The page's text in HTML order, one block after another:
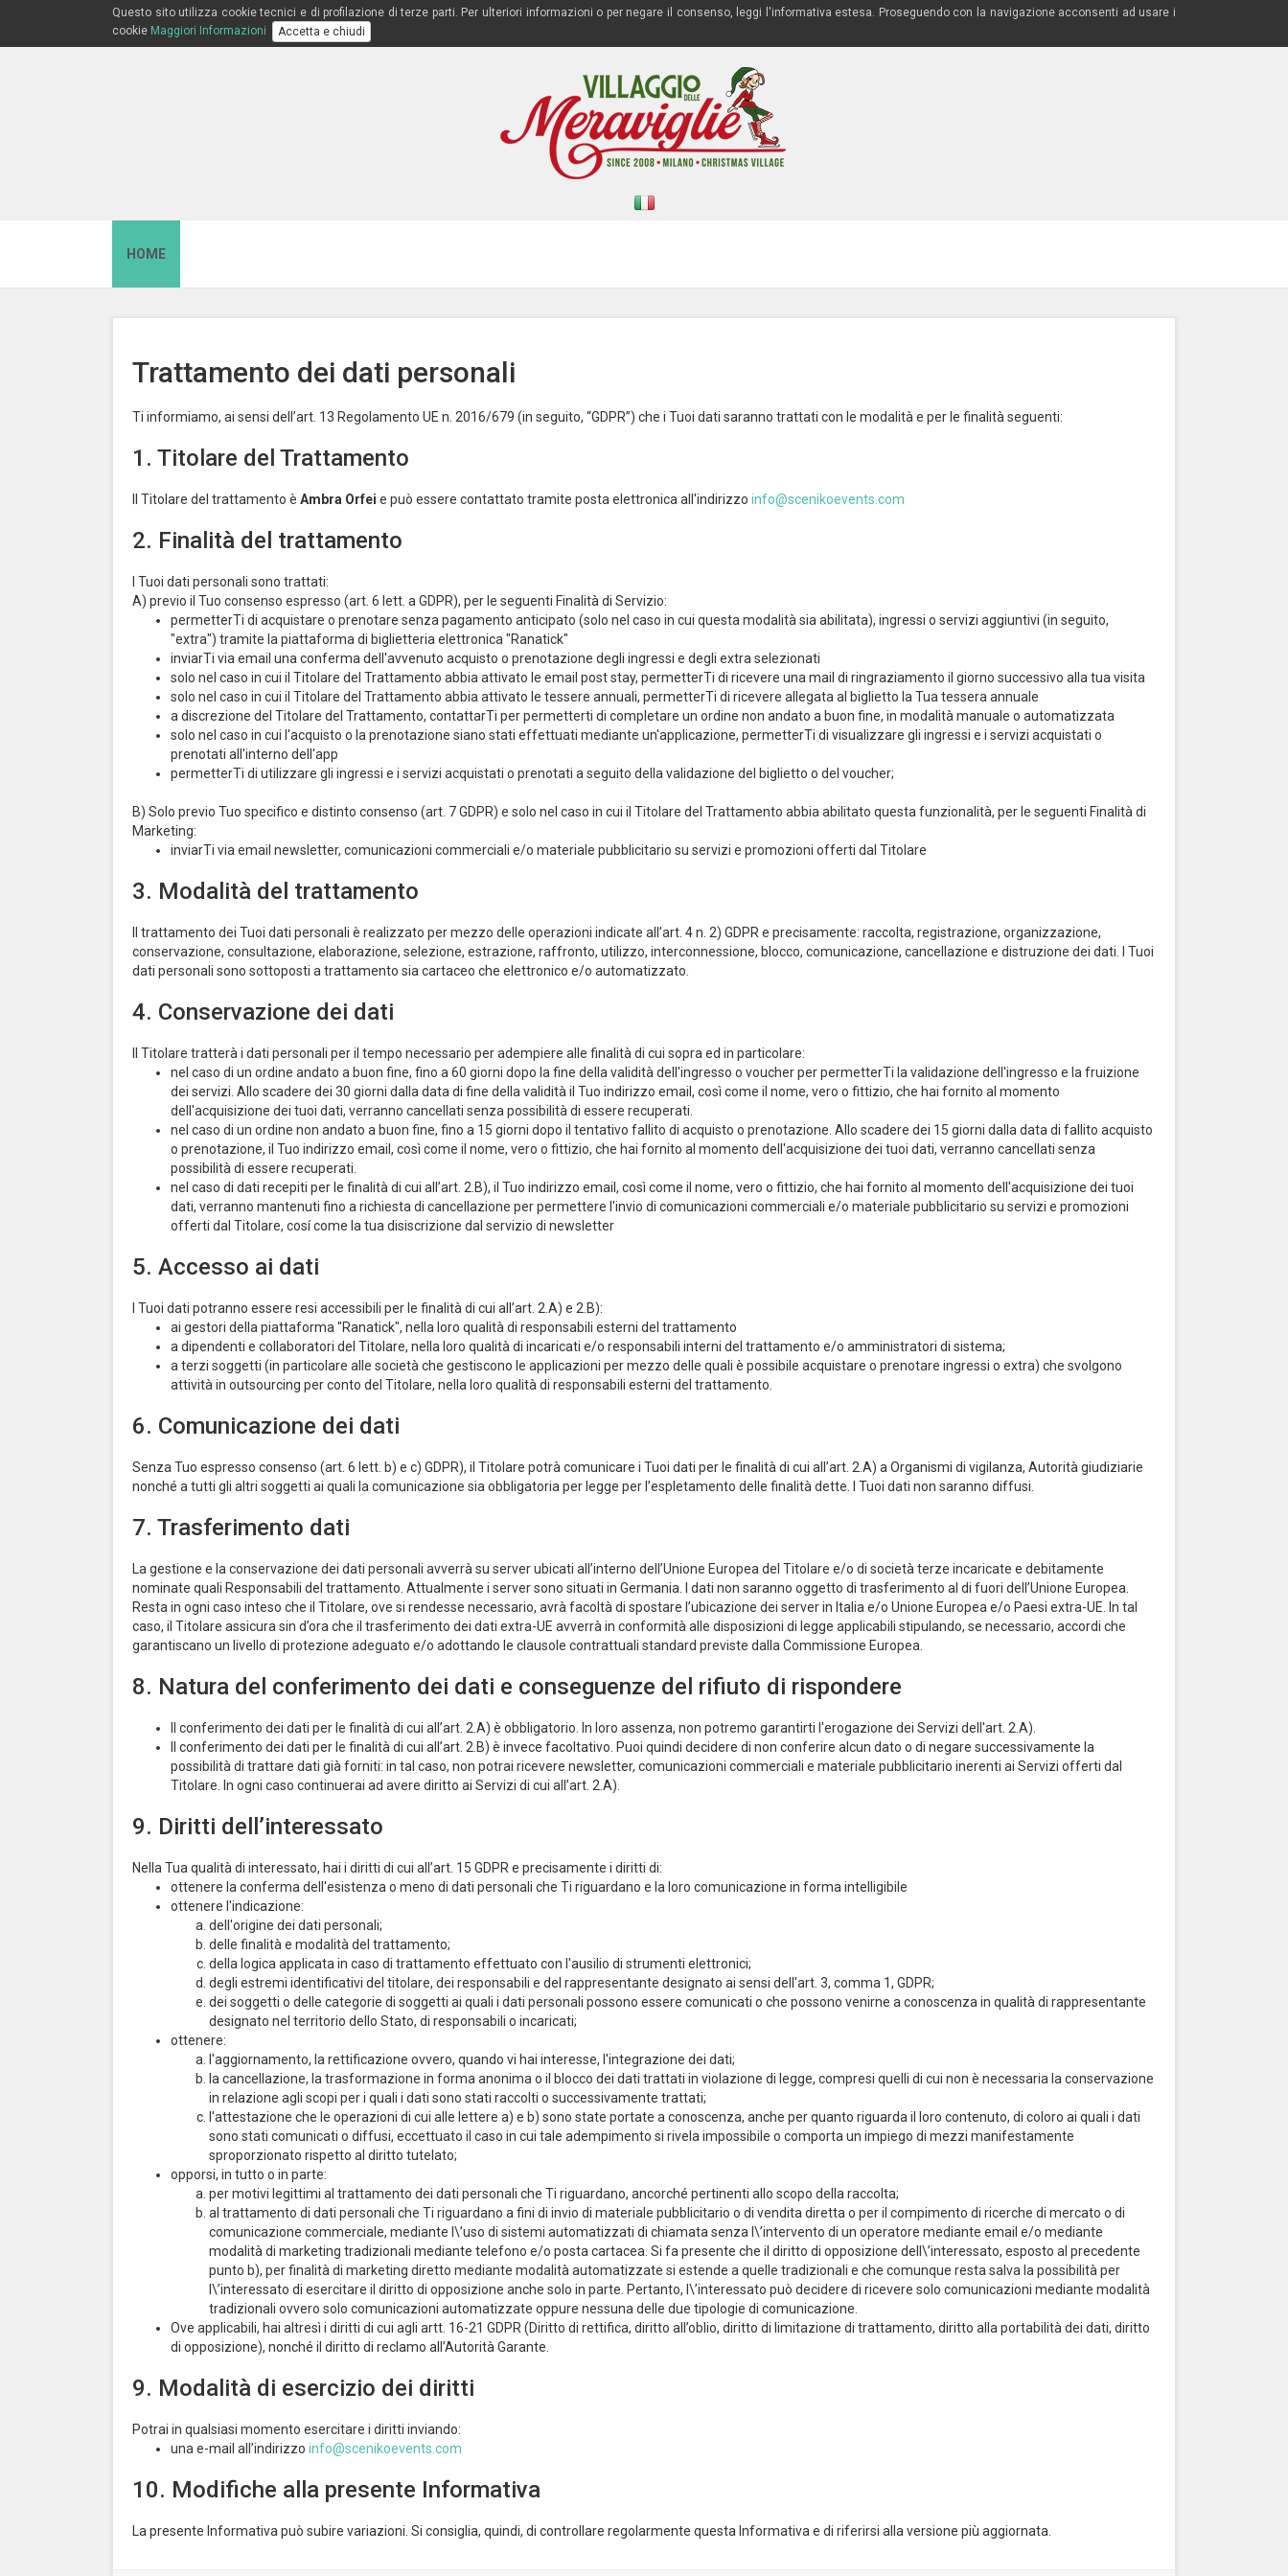
Questo sito utilizza cookie tecnici e di profilazione di terze parti. Per ulteriori informazioni o per negare il consenso, leggi l'informativa estesa. Proseguendo con la navigazione acconsenti ad usare i
cookie Maggiori Informazioni Accetta e chiudi
HOME
Trattamento dei dati personali
Ti informiamo, ai sensi dell’art. 13 Regolamento UE n. 2016/679 (in seguito, “GDPR”) che i Tuoi dati saranno trattati con le modalità e per le finalità seguenti:
1. Titolare del Trattamento
Il Titolare del trattamento è Ambra Orfei e può essere contattato tramite posta elettronica all'indirizzo info@scenikoevents.com
2. Finalità del trattamento
I Tuoi dati personali sono trattati:
A) previo il Tuo consenso espresso (art. 6 lett. a GDPR), per le seguenti Finalità di Servizio:
permetterTi di acquistare o prenotare senza pagamento anticipato (solo nel caso in cui questa modalità sia abilitata), ingressi o servizi aggiuntivi (in seguito,
"extra") tramite la piattaforma di biglietteria elettronica "Ranatick"
inviarTi via email una conferma dell'avvenuto acquisto o prenotazione degli ingressi e degli extra selezionati
solo nel caso in cui il Titolare del Trattamento abbia attivato le email post stay, permetterTi di ricevere una mail di ringraziamento il giorno successivo alla tua visita
solo nel caso in cui il Titolare del Trattamento abbia attivato le tessere annuali, permetterTi di ricevere allegata al biglietto la Tua tessera annuale
a discrezione del Titolare del Trattamento, contattarTi per permetterti di completare un ordine non andato a buon fine, in modalità manuale o automatizzata
solo nel caso in cui l'acquisto o la prenotazione siano stati effettuati mediante un'applicazione, permetterTi di visualizzare gli ingressi e i servizi acquistati o
prenotati all'interno dell'app
permetterTi di utilizzare gli ingressi e i servizi acquistati o prenotati a seguito della validazione del biglietto o del voucher;
B) Solo previo Tuo specifico e distinto consenso (art. 7 GDPR) e solo nel caso in cui il Titolare del Trattamento abbia abilitato questa funzionalità, per le seguenti Finalità di
Marketing:
inviarTi via email newsletter, comunicazioni commerciali e/o materiale pubblicitario su servizi e promozioni offerti dal Titolare
3. Modalità del trattamento
Il trattamento dei Tuoi dati personali è realizzato per mezzo delle operazioni indicate all’art. 4 n. 2) GDPR e precisamente: raccolta, registrazione, organizzazione,
conservazione, consultazione, elaborazione, selezione, estrazione, raffronto, utilizzo, interconnessione, blocco, comunicazione, cancellazione e distruzione dei dati. I Tuoi
dati personali sono sottoposti a trattamento sia cartaceo che elettronico e/o automatizzato.
4. Conservazione dei dati
Il Titolare tratterà i dati personali per il tempo necessario per adempiere alle finalità di cui sopra ed in particolare:
nel caso di un ordine andato a buon fine, fino a 60 giorni dopo la fine della validità dell'ingresso o voucher per permetterTi la validazione dell'ingresso e la fruizione
dei servizi. Allo scadere dei 30 giorni dalla data di fine della validità il Tuo indirizzo email, così come il nome, vero o fittizio, che hai fornito al momento
dell'acquisizione dei tuoi dati, verranno cancellati senza possibilità di essere recuperati.
nel caso di un ordine non andato a buon fine, fino a 15 giorni dopo il tentativo fallito di acquisto o prenotazione. Allo scadere dei 15 giorni dalla data di fallito acquisto
o prenotazione, il Tuo indirizzo email, così come il nome, vero o fittizio, che hai fornito al momento dell'acquisizione dei tuoi dati, verranno cancellati senza
possibilità di essere recuperati.
nel caso di dati recepiti per le finalità di cui all’art. 2.B), il Tuo indirizzo email, così come il nome, vero o fittizio, che hai fornito al momento dell'acquisizione dei tuoi
dati, verranno mantenuti fino a richiesta di cancellazione per permettere l'invio di comunicazioni commerciali e/o materiale pubblicitario su servizi e promozioni
offerti dal Titolare, cosí come la tua disiscrizione dal servizio di newsletter
5. Accesso ai dati
I Tuoi dati potranno essere resi accessibili per le finalità di cui all’art. 2.A) e 2.B):
ai gestori della piattaforma "Ranatick", nella loro qualità di responsabili esterni del trattamento
a dipendenti e collaboratori del Titolare, nella loro qualità di incaricati e/o responsabili interni del trattamento e/o amministratori di sistema;
a terzi soggetti (in particolare alle società che gestiscono le applicazioni per mezzo delle quali è possibile acquistare o prenotare ingressi o extra) che svolgono
attività in outsourcing per conto del Titolare, nella loro qualità di responsabili esterni del trattamento.
6. Comunicazione dei dati
Senza Tuo espresso consenso (art. 6 lett. b) e c) GDPR), il Titolare potrà comunicare i Tuoi dati per le finalità di cui all’art. 2.A) a Organismi di vigilanza, Autorità giudiziarie
nonché a tutti gli altri soggetti ai quali la comunicazione sia obbligatoria per legge per l’espletamento delle finalità dette. I Tuoi dati non saranno diffusi.
7. Trasferimento dati
La gestione e la conservazione dei dati personali avverrà su server ubicati all’interno dell’Unione Europea del Titolare e/o di società terze incaricate e debitamente
nominate quali Responsabili del trattamento. Attualmente i server sono situati in Germania. I dati non saranno oggetto di trasferimento al di fuori dell’Unione Europea.
Resta in ogni caso inteso che il Titolare, ove si rendesse necessario, avrà facoltà di spostare l’ubicazione dei server in Italia e/o Unione Europea e/o Paesi extra-UE. In tal
caso, il Titolare assicura sin d’ora che il trasferimento dei dati extra-UE avverrà in conformità alle disposizioni di legge applicabili stipulando, se necessario, accordi che
garantiscano un livello di protezione adeguato e/o adottando le clausole contrattuali standard previste dalla Commissione Europea.
8. Natura del conferimento dei dati e conseguenze del rifiuto di rispondere
Il conferimento dei dati per le finalità di cui all’art. 2.A) è obbligatorio. In loro assenza, non potremo garantirti l'erogazione dei Servizi dell'art. 2.A).
Il conferimento dei dati per le finalità di cui all’art. 2.B) è invece facoltativo. Puoi quindi decidere di non conferire alcun dato o di negare successivamente la
possibilità di trattare dati già forniti: in tal caso, non potrai ricevere newsletter, comunicazioni commerciali e materiale pubblicitario inerenti ai Servizi offerti dal
Titolare. In ogni caso continuerai ad avere diritto ai Servizi di cui all’art. 2.A).
9. Diritti dell’interessato
Nella Tua qualità di interessato, hai i diritti di cui all’art. 15 GDPR e precisamente i diritti di:
ottenere la conferma dell'esistenza o meno di dati personali che Ti riguardano e la loro comunicazione in forma intelligibile
ottenere l'indicazione:
dell'origine dei dati personali;
delle finalità e modalità del trattamento;
della logica applicata in caso di trattamento effettuato con l'ausilio di strumenti elettronici;
degli estremi identificativi del titolare, dei responsabili e del rappresentante designato ai sensi dell'art. 3, comma 1, GDPR;
dei soggetti o delle categorie di soggetti ai quali i dati personali possono essere comunicati o che possono venirne a conoscenza in qualità di rappresentante
designato nel territorio dello Stato, di responsabili o incaricati;
ottenere:
l'aggiornamento, la rettificazione ovvero, quando vi hai interesse, l'integrazione dei dati;
la cancellazione, la trasformazione in forma anonima o il blocco dei dati trattati in violazione di legge, compresi quelli di cui non è necessaria la conservazione
in relazione agli scopi per i quali i dati sono stati raccolti o successivamente trattati;
l'attestazione che le operazioni di cui alle lettere a) e b) sono state portate a conoscenza, anche per quanto riguarda il loro contenuto, di coloro ai quali i dati
sono stati comunicati o diffusi, eccettuato il caso in cui tale adempimento si rivela impossibile o comporta un impiego di mezzi manifestamente
sproporzionato rispetto al diritto tutelato;
opporsi, in tutto o in parte:
per motivi legittimi al trattamento dei dati personali che Ti riguardano, ancorché pertinenti allo scopo della raccolta;
al trattamento di dati personali che Ti riguardano a fini di invio di materiale pubblicitario o di vendita diretta o per il compimento di ricerche di mercato o di
comunicazione commerciale, mediante l\’uso di sistemi automatizzati di chiamata senza l\’intervento di un operatore mediante email e/o mediante
modalità di marketing tradizionali mediante telefono e/o posta cartacea. Si fa presente che il diritto di opposizione dell\’interessato, esposto al precedente
punto b), per finalità di marketing diretto mediante modalità automatizzate si estende a quelle tradizionali e che comunque resta salva la possibilità per
l\’interessato di esercitare il diritto di opposizione anche solo in parte. Pertanto, l\’interessato può decidere di ricevere solo comunicazioni mediante modalità
tradizionali ovvero solo comunicazioni automatizzate oppure nessuna delle due tipologie di comunicazione.
Ove applicabili, hai altresì i diritti di cui agli artt. 16-21 GDPR (Diritto di rettifica, diritto all’oblio, diritto di limitazione di trattamento, diritto alla portabilità dei dati, diritto
di opposizione), nonché il diritto di reclamo all’Autorità Garante.
9. Modalità di esercizio dei diritti
Potrai in qualsiasi momento esercitare i diritti inviando:
una e-mail all’indirizzo info@scenikoevents.com
10. Modifiche alla presente Informativa
La presente Informativa può subire variazioni. Si consiglia, quindi, di controllare regolarmente questa Informativa e di riferirsi alla versione più aggiornata.